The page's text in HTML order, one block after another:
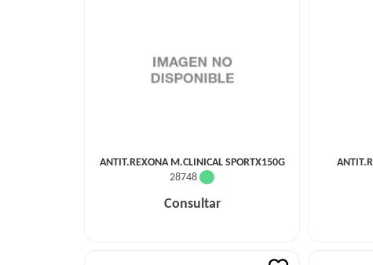
ANTIT.REXONA M.CLINICAL SPORTX150G
28748
Consultar